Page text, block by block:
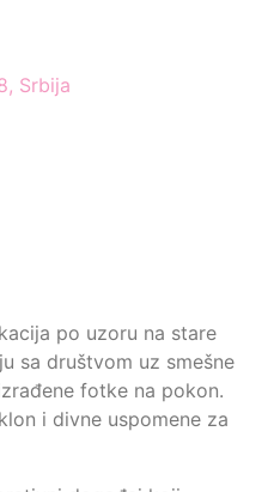
Srbija
po uzoru na stare
sa društvom uz smešne
fotke na pokon.
i divne uspomene za